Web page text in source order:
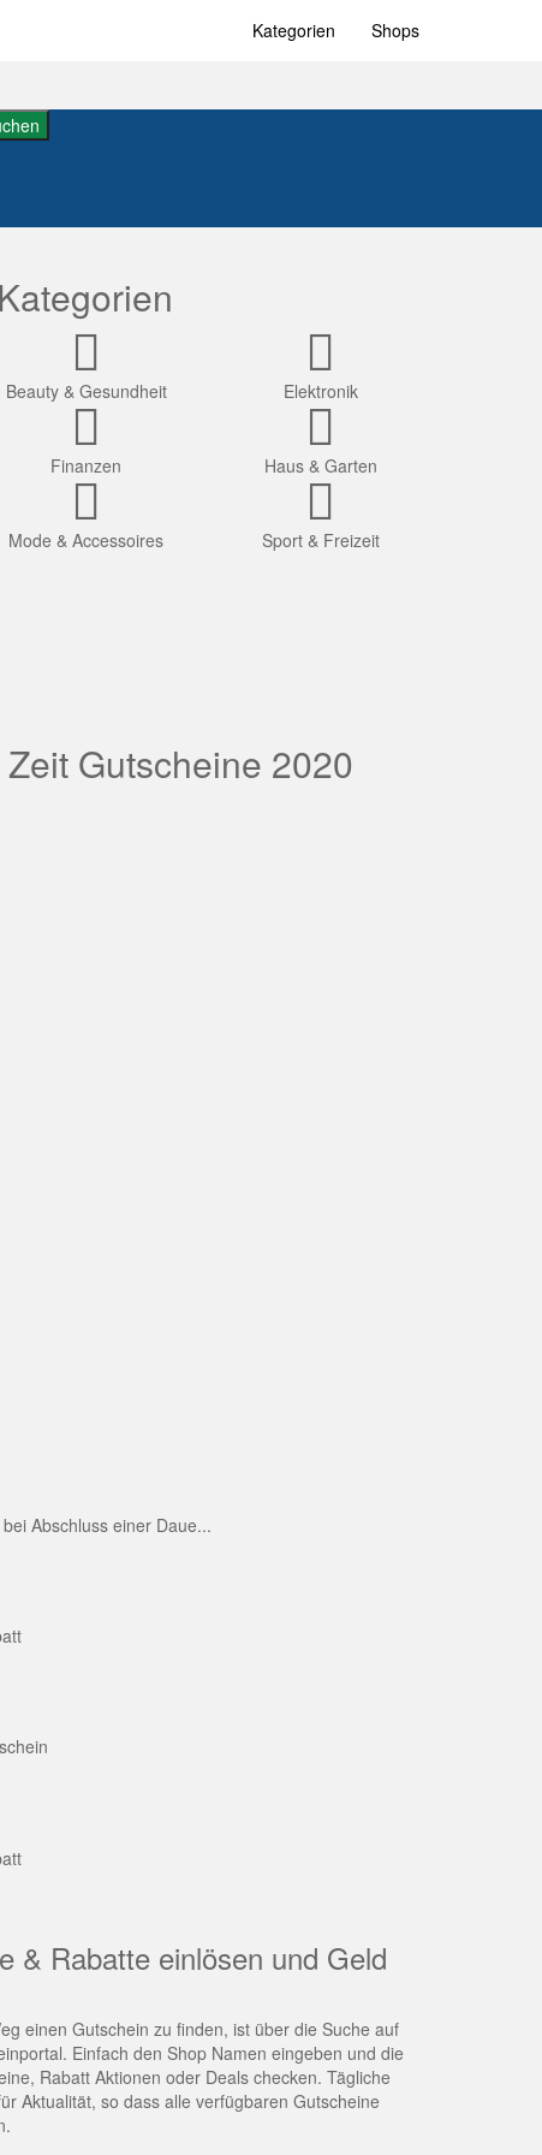
Kategorien Shops
Beauty & Gesundheit Elektronik
Finanzen Haus & Garten
Mode & Accessoires Sport & Freizeit
Gutscheine 2020
Abschluss einer Daue...
& Rabatte einlösen und Geld
einen Gutschein zu finden, ist über die Suche auf
Einfach den Shop Namen eingeben und die
Rabatt Aktionen oder Deals checken. Tägliche
Aktualität, so dass alle verfügbaren Gutscheine